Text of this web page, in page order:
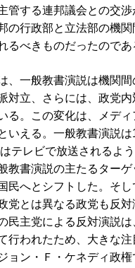
管する連邦議会との交渉
の行政部と立法部の機
るべきものだったのであ
、一般教書演説は機関間
対立、さらには、政党
る。この変化は、メデ
いえる。一般教書演説
テレビで放送されるよ
教書演説の主たるター
民へとシフトした。そし
党とは異なる政党も反対
民主党による反対演説
行われたため、大きな注
ョン・Ｆ・ケネディ政